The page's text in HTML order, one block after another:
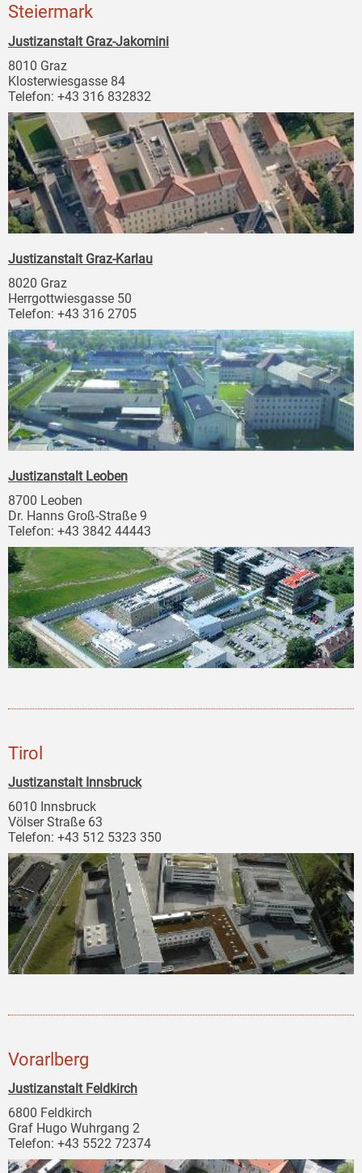
Steiermark
Justizanstalt Graz-Jakomini
8010 Graz
Klosterwiesgasse 84
Telefon: +43 316 832832
Justizanstalt Graz-Karlau
8020 Graz
Herrgottwiesgasse 50
Telefon: +43 316 2705
Justizanstalt Leoben
8700 Leoben
Dr. Hanns Groß-Straße 9
Telefon: +43 3842 44443
Tirol
Justizanstalt Innsbruck
6010 Innsbruck
Völser Straße 63
Telefon: +43 512 5323 350
Vorarlberg
Justizanstalt Feldkirch
6800 Feldkirch
Graf Hugo Wuhrgang 2
Telefon: +43 5522 72374